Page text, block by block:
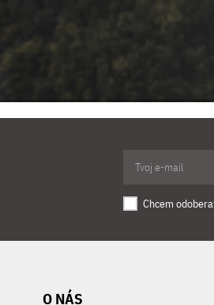
Chcem
O NÁS